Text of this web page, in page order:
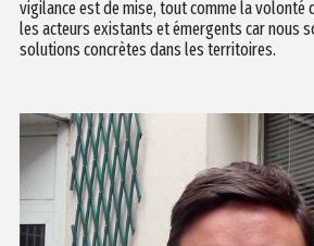
vigilance est de mise, tout comme la volonté
les acteurs existants et émergents car nous
solutions concrètes dans les territoires.